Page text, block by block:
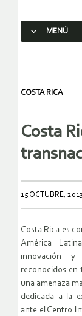
MENÚ
COSTA RICA
Costa
15 OCTUBRE, 2013
Costa Rica es
América
innovación y
reconocidos en
una amenaza
dedicada a la
ante el Centro